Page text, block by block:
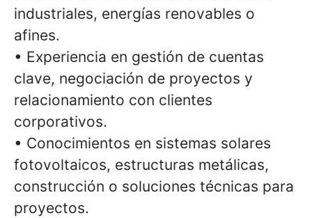
industriales, energías renovables o
afines.
• Experiencia en gestión de cuentas
clave, negociación de proyectos y
relacionamiento con clientes
corporativos.
• Conocimientos en sistemas solares
fotovoltaicos, estructuras metálicas,
construcción o soluciones técnicas para
proyectos.